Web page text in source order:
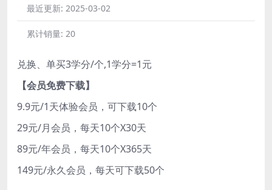
最近更新: 2025-03-02
累计销量: 20
兑换、单买3学分/个,1学分=1元
【会员免费下载】
9.9元/1天体验会员，可下载10个
29元/月会员，每天10个X30天
89元/年会员，每天10个X365天
149元/永久会员，每天可下载50个